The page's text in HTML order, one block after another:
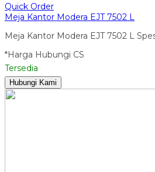
Quick Order
Meja Kantor Modera EJT 7502 L
Meja Kantor Modera EJT 7502 L
*Harga Hubungi CS
Tersedia
Hubungi Kami